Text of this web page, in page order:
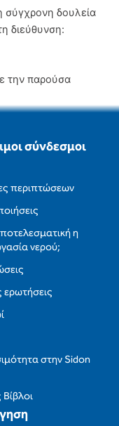
σύγχρονη δουλεία
διεύθυνση:
την παρούσα
σύνδεσμοι
περιπτώσεων
η
νερού;
ερωτήσεις
στην Sidon